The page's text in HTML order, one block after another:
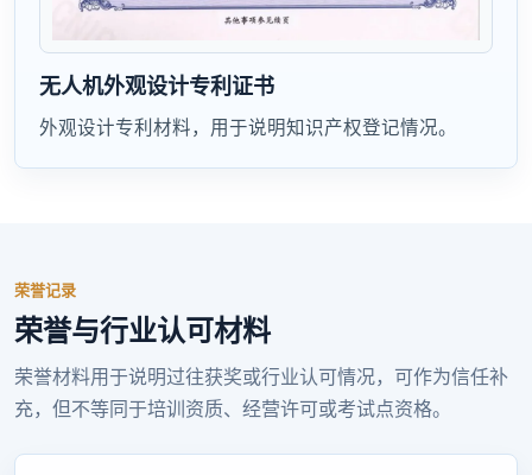
无人机外观设计专利证书
外观设计专利材料，用于说明知识产权登记情况。
荣誉记录
荣誉与行业认可材料
荣誉材料用于说明过往获奖或行业认可情况，可作为信任补
充，但不等同于培训资质、经营许可或考试点资格。